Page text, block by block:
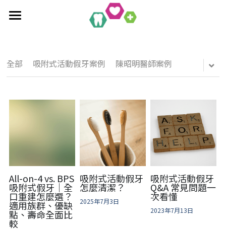
全口重建療程
單科/多顆植牙療程
All-On-4/6一日全口重建
覆蓋性義齒
數位導引植牙
吸附式活動假牙
作品集
吸附式假牙作品集
植牙相關作品集
醫療新知
聯絡均潔
全部 吸附式活動假牙案例 陳昭明醫師案例
All-on-4 vs. BPS
吸附式假牙｜全
口重建怎麼選？
適用族群、優缺
點、壽命全面比
較
吸附式活動假牙
怎麼清潔？
2025年7月3日
吸附式活動假牙
Q&A 常見問題一
次看懂
2023年7月13日
部落格分類
植牙相關知識